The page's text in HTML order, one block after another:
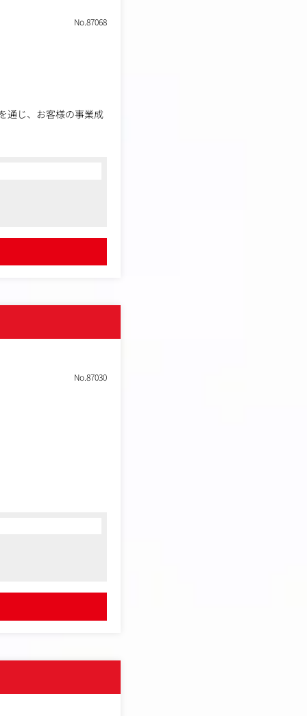
No.87068
通じ、お客様の事業成
ナーシップの維持
売上規模を拡大してお
ーを求めているフェー
性を高めながら、第2
に集中できる
援ができる
No.87030